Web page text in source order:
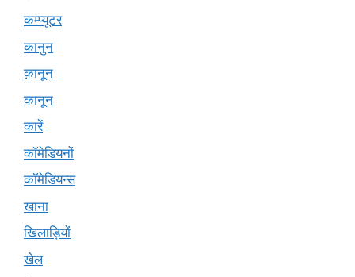
कम्प्यूटर
कानुन
क़ानून
कानून
कारें
कॉमेडियनों
कॉमेडियन्स
खाना
खिलाड़ियों
खेल